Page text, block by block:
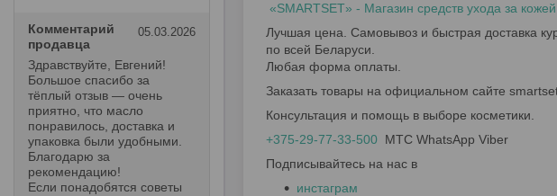
«SMARTSET» - Магазин средств ухода за
Лучшая цена. Самовывоз и быстрая доставка
по всей Беларуси.
Любая форма оплаты.
Заказать товары на официальном сайте
Консультация и помощь в выборе косметики.
+375-29-77-33-500 МТС WhatsApp Viber
Подписывайтесь на нас в
инстаграм
Комментарий
продавца
05.03.2026
Здравствуйте, Евгений!
Большое спасибо за
тёплый отзыв — очень
приятно, что масло
понравилось, доставка и
упаковка были удобными.
Благодарю за
рекомендацию!
Если понадобятся советы